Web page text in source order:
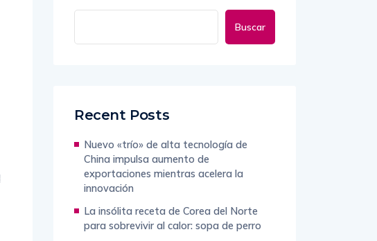
Buscar
Recent Posts
Nuevo «trío» de alta tecnología de
China impulsa aumento de
exportaciones mientras acelera la
innovación
La insólita receta de Corea del Norte
para sobrevivir al calor: sopa de perro